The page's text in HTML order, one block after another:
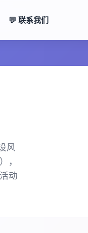
💬 联系我们
风
，
动